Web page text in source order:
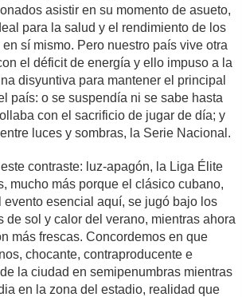
asistir en su momento de asueto,
para la salud y el rendimiento de los
sí mismo. Pero nuestro país vive otra
el déficit de energía y ello impuso a la
disyuntiva para mantener el principal
país: o se suspendía ni se sabe hasta
con el sacrificio de jugar de día; y
luces y sombras, la Serie Nacional.
contraste: luz-apagón, la Liga Élite
mucho más porque el clásico cubano,
evento esencial aquí, se jugó bajo los
de sol y calor del verano, mientras ahora
más frescas. Concordemos en que
chocante, contraproducente e
la ciudad en semipenumbras mientras
en la zona del estadio, realidad que